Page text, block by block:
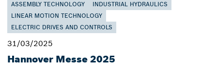
ASSEMBLY TECHNOLOGY
INDUSTRIAL HYDRAULICS
LINEAR MOTION TECHNOLOGY
ELECTRIC DRIVES AND CONTROLS
31/03/2025
Hannover Messe 2025